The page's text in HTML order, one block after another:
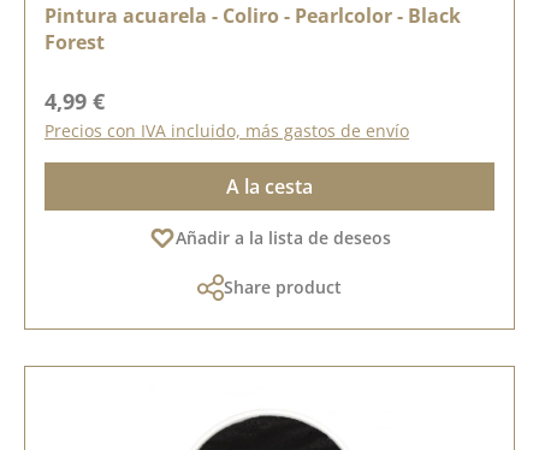
Pintura acuarela - Coliro - Pearlcolor - Black
Forest
Precio normal:
4,99 €
Precios con IVA incluido, más gastos de envío
A la cesta
Añadir a la lista de deseos
Share product